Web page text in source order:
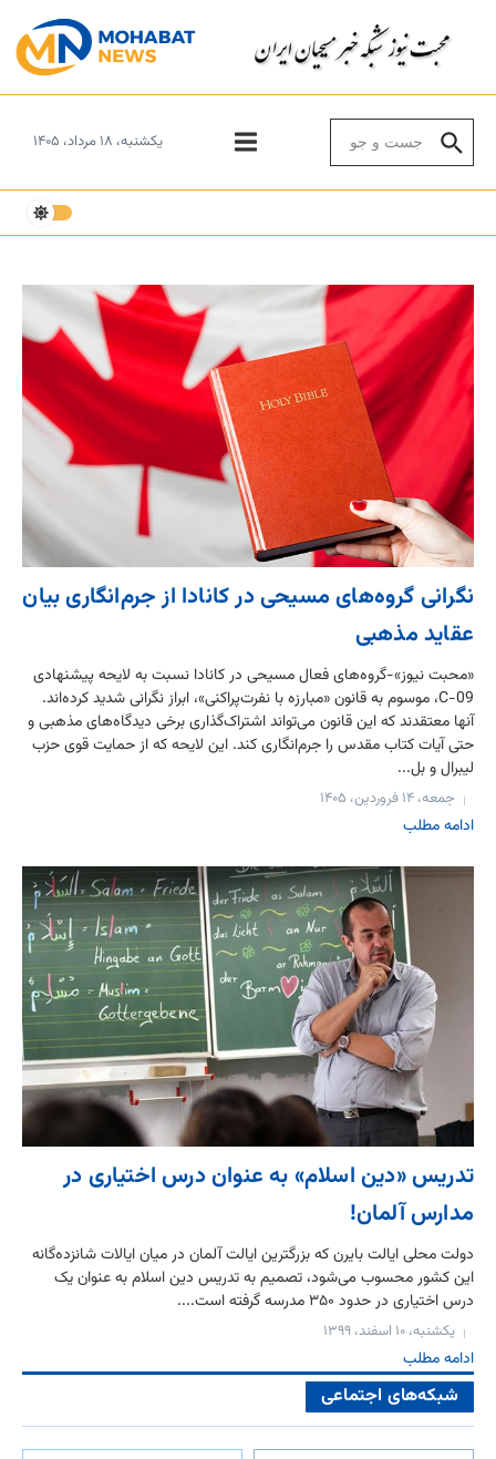
یکشنبه، ۱۸ مرداد، ۱۴۰۵
نگرانی گروه‌های مسیحی در کانادا از جرم‌انگاری بیان
عقاید مذهبی
«محبت نیوز»-گروه‌های فعال مسیحی در کانادا نسبت به لایحه پیشنهادی
C-09، موسوم به قانون «مبارزه با نفرت‌پراکنی»، ابراز نگرانی شدید کرده‌اند.
آنها معتقدند که این قانون می‌تواند اشتراک‌گذاری برخی دیدگاه‌های مذهبی و
حتی آیات کتاب مقدس را جرم‌انگاری کند. این لایحه که از حمایت قوی حزب
لیبرال و بل...
جمعه، ۱۴ فروردین، ۱۴۰۵
ادامه مطلب
تدریس «دین اسلام» به عنوان درس اختیاری در
مدارس آلمان!
دولت محلی ایالت بایرن که بزرگترین ایالت آلمان در میان ایالات شانزده‌گانه
این کشور محسوب می‌شود، تصمیم به تدریس دین اسلام به عنوان یک
درس اختیاری در حدود ۳۵۰ مدرسه گرفته است....
یکشنبه، ۱۰ اسفند، ۱۳۹۹
ادامه مطلب
شبکه‌های اجتماعی